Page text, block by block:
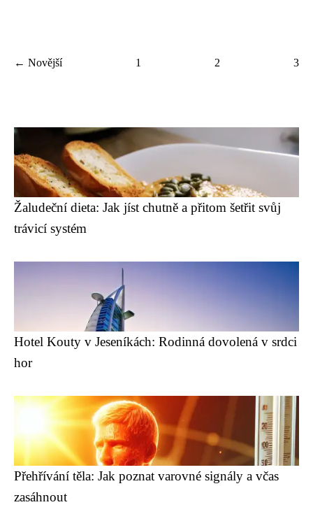
← Novější 1 2 3
Žaludeční dieta: Jak jíst chutně a přitom šetřit svůj
trávicí systém
Hotel Kouty v Jeseníkách: Rodinná dovolená v srdci
hor
Přehřívání těla: Jak poznat varovné signály a včas
zasáhnout